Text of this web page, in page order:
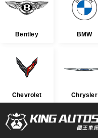
Bentley BMW
Chevrolet Chrysler